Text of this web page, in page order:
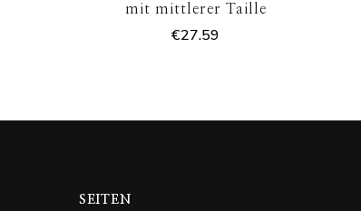
mit mittlerer Taille
€27.59
SEITEN